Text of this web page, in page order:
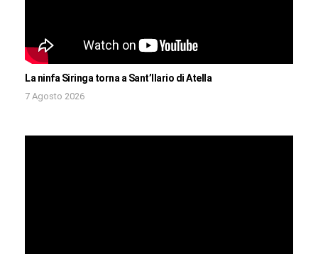
La ninfa Siringa torna a Sant’Ilario di Atella
7 Agosto 2026